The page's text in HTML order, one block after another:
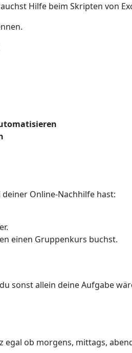
Hilfe beim Skripten von
Online-Nachhilfe hast:
einen Gruppenkurs buchst.
sonst allein deine Aufgabe
egal ob morgens, mittags,